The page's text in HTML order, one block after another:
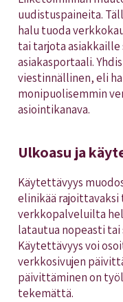
uudistuspaineita.
halu tuoda
tai tarjota asiakkaille
asiakasportaali.
viestinnällinen, eli
monipuolisemmin
asiointikanava.
Ulkoasu ja
Käytettävyys
elinikää
verkkopalveluilta
latautua nopeasti
Käytettävyys voi
verkkosivujen
päivittäminen on
tekemättä.